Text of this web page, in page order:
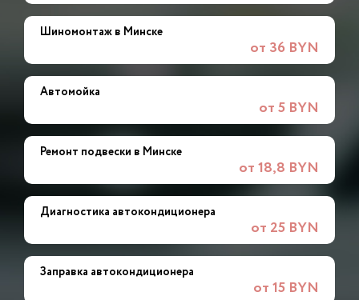
Шиномонтаж в Минске
от 36 BYN
Автомойка
от 5 BYN
Ремонт подвески в Минске
от 18,8 BYN
Диагностика автокондиционера
от 25 BYN
Заправка автокондиционера
от 15 BYN